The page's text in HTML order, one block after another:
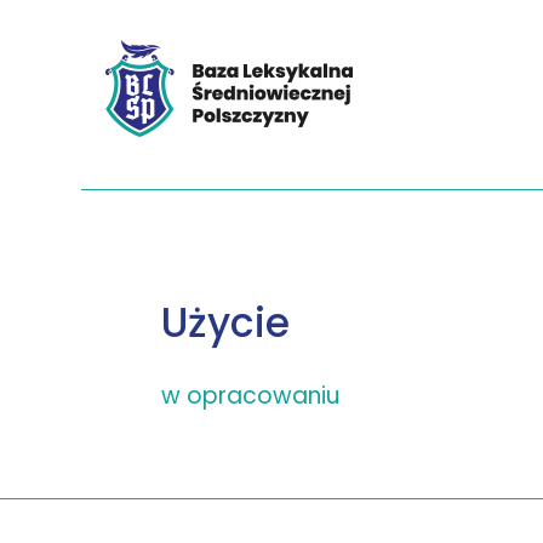
Użycie
w opracowaniu